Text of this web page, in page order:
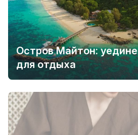
Остров Майтон:
для отдыха